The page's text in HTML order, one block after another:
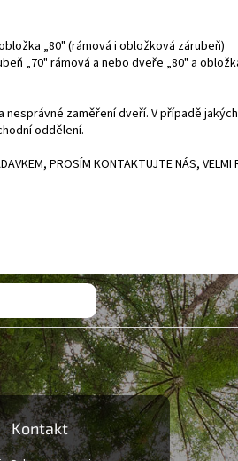
„80" (rámová i obložková zárubeň)
„70" rámová a nebo dveře „80" a
zaměření dveří. V případě
oddělení.
PROSÍM KONTAKTUJTE NÁS, VELMI
Kontakt